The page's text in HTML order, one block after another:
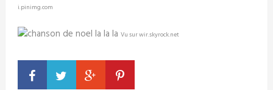
i.pinimg.com
Vu sur wir.skyrock.net